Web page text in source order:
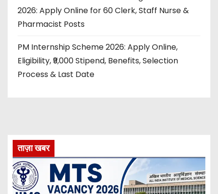
2026: Apply Online for 60 Clerk, Staff Nurse &
Pharmacist Posts
PM Internship Scheme 2026: Apply Online,
Eligibility, ₹9,000 Stipend, Benefits, Selection
Process & Last Date
ताज़ा खबर